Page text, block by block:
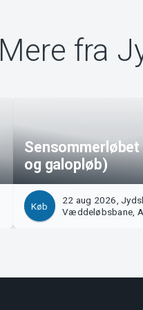
Mere fra
og galopløb)
Køb
22 aug 2026,
Væddeløbsbane,